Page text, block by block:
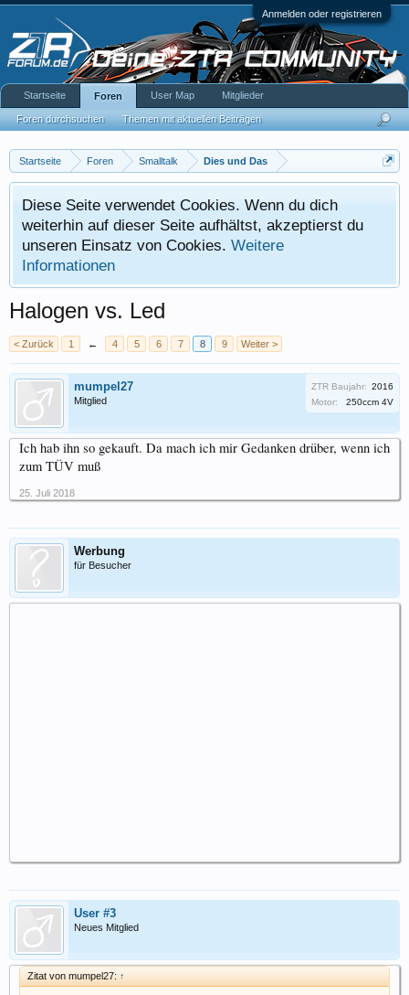
Anmelden oder registrieren
Startseite Foren Smalltalk Dies und Das
Diese Seite verwendet Cookies. Wenn du dich
weiterhin auf dieser Seite aufhältst, akzeptierst du
unseren Einsatz von Cookies. Weitere
Informationen
Halogen vs. Led
< Zurück 1 ← 4 5 6 7 8 9 Weiter >
mumpel27
Mitglied
ZTR Baujahr: 2016
Motor:
250ccm 4V
Ich hab ihn so gekauft. Da mach ich mir Gedanken drüber, wenn ich
zum TÜV muß
25. Juli 2018
Werbung
für Besucher
User #3
Neues Mitglied
Zitat von mumpel27: ↑
Startseite Foren
Foren durchsuchen Themen mit aktuellen Beiträgen
User Map Mitglieder